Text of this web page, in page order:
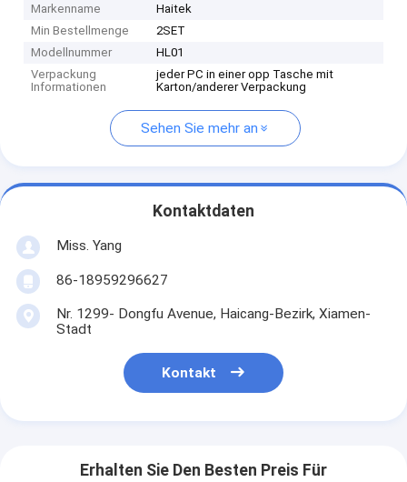
Markenname
Haitek
Min Bestellmenge
2SET
Modellnummer
HL01
Verpackung
Informationen
jeder PC in einer opp Tasche mit
Karton/anderer Verpackung
Sehen Sie mehr an
Kontaktdaten
Miss. Yang
86-18959296627
Nr. 1299- Dongfu Avenue, Haicang-Bezirk, Xiamen-
Stadt
Kontakt
Erhalten Sie Den Besten Preis Für